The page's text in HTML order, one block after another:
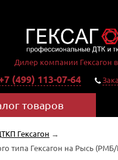
Дилер компании Гексагон
(499) 113-07-64
товаров
Гексагон →
типа Гексагон на Рысь